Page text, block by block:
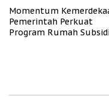
Momentum
Pemerintah Perkuat
Program Rumah